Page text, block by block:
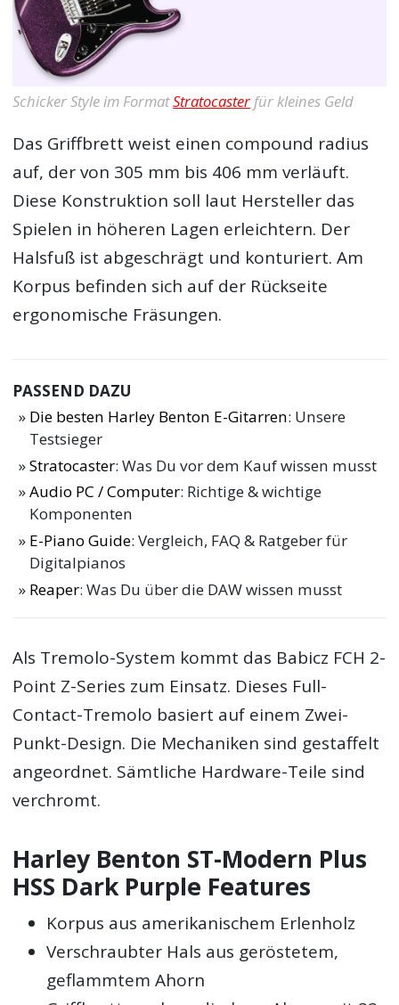
Schicker Style im FormatStratocaster für kleines Geld
Das Griffbrett weist einen compound radius
auf, der von 305 mm bis 406 mm verläuft.
Diese Konstruktion soll laut Hersteller das
Spielen in höheren Lagen erleichtern. Der
Halsfuß ist abgeschrägt und konturiert. Am
Korpus befinden sich auf der Rückseite
ergonomische Fräsungen.
PASSEND DAZU
Die besten Harley Benton E-Gitarren: Unsere
Testsieger
Stratocaster: Was Du vor dem Kauf wissen musst
Audio PC / Computer: Richtige & wichtige
Komponenten
E-Piano Guide: Vergleich, FAQ & Ratgeber für
Digitalpianos
Reaper: Was Du über die DAW wissen musst
Als Tremolo-System kommt das Babicz FCH 2-
Point Z-Series zum Einsatz. Dieses Full-
Contact-Tremolo basiert auf einem Zwei-
Punkt-Design. Die Mechaniken sind gestaffelt
angeordnet. Sämtliche Hardware-Teile sind
verchromt.
Harley Benton ST-Modern Plus
HSS Dark Purple Features
Korpus aus amerikanischem Erlenholz
Verschraubter Hals aus geröstetem,
geflammtem Ahorn